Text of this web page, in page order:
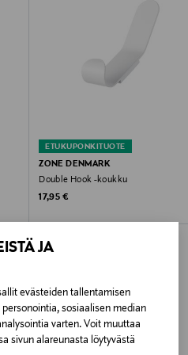
JA
evästeiden tallentamisen
sosiaalisen median
varten. Voit muuttaa
sivun alareunasta löytyvästä
Stockholm, Sweden
ETUKUPONKITUOTE
ZONE DENMARK
Double Hook -koukku
Original Price
17,95 €